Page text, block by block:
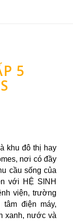
5
khu đô thị hay
nơi có đầy
cầu sống của
với HỆ SINH
viện, trường
điện máy,
xanh, nước và